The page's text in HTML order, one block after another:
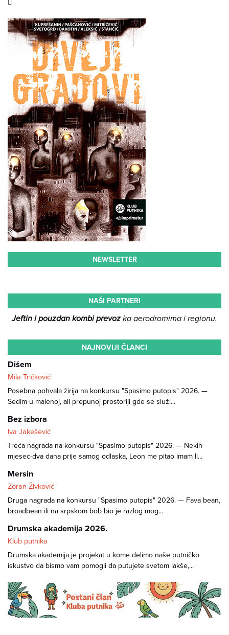
NEWSLETTER
NAŠI PARTNERI
Jeftin i pouzdan kombi prevozka aerodromima i regionu.
NAJNOVIJI ČLANCI
Dišem
Mila Tričković
Posebna pohvala žirija na konkursu "Spasimo putopis" 2026. —
Sedim u malenoj, ali prepunoj prostoriji gde se služi...
Bez izbora
Iva Jakešević
Treća nagrada na konkursu "Spasimo putopis" 2026. — Nekih
mjesec-dva dana prije samog odlaska, Leon me pitao imam li...
Mersin
Zoran Živković
Druga nagrada na konkursu "Spasimo putopis" 2026. — Fava bean,
broadbean ili na srpskom bob bio je razlog mog...
Drumska akademija 2026.
Klub putnika
Drumska akademija je projekat u kome delimo naše putničko
iskustvo da bismo vam pomogli da putujete svetom lakše,...